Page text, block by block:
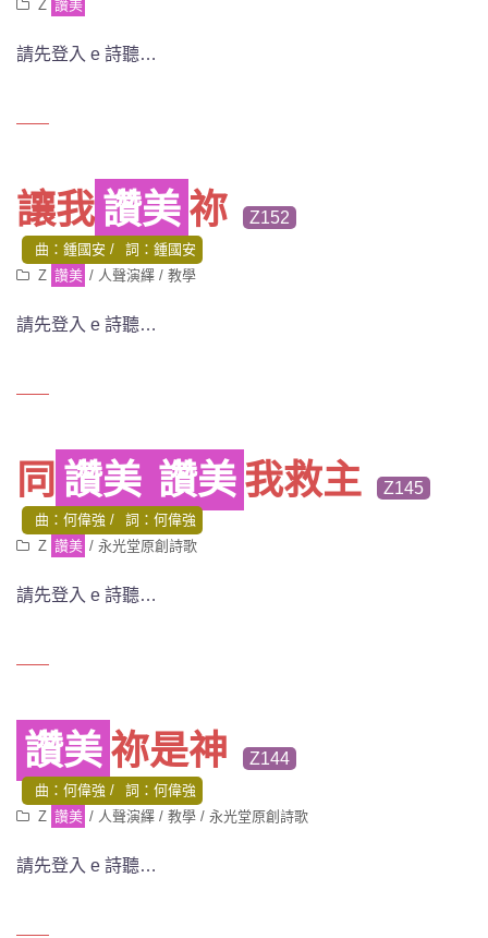
Z 讚美
請先登入 e 詩聽…
讓我讚美祢 Z152
曲：鍾國安
詞：鍾國安
Z 讚美 / 人聲演繹 /教學
請先登入 e 詩聽…
同 讚美 讚美 我救主 Z145
曲：何偉強
詞：何偉強
Z 讚美 /永光堂原創詩歌
請先登入 e 詩聽…
讚美祢是神 Z144
曲：何偉強
詞：何偉強
Z 讚美 / 人聲演繹 /教學 /永光堂原創詩歌
請先登入 e 詩聽…